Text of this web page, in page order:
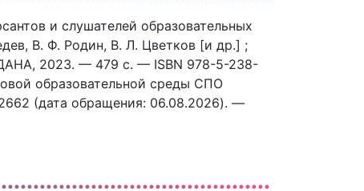
и слушателей образовательных
В. Ф. Родин, В. Л. Цветков [и др.] ;
2023. — 479 c. — ISBN 978-5-238-
образовательной среды СПО
(дата обращения: 06.08.2026). —